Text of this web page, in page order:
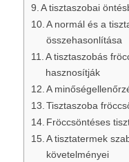
A tisztaszobai
A normál és a
összehasonlítása
A tisztaszobás
hasznosítják
A
Tisztaszoba
Fröccsöntéses
A tisztatermek
követelményei